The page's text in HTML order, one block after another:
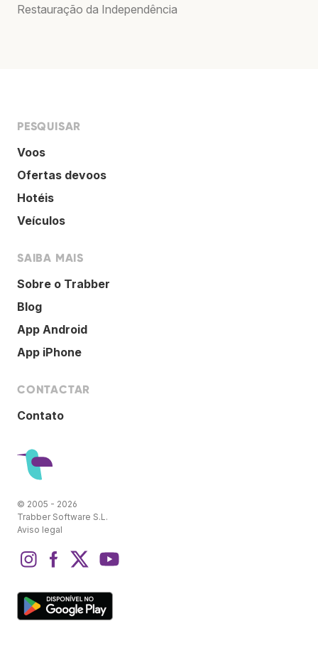
Restauração da Independência
PESQUISAR
Voos
Ofertas devoos
Hotéis
Veículos
SAIBA MAIS
Sobre o Trabber
Blog
App Android
App iPhone
CONTACTAR
Contato
© 2005 - 2026
Trabber Software S.L.
Aviso legal